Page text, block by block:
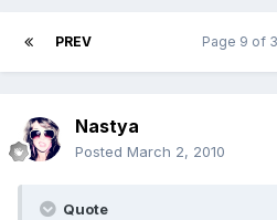
PREV Page 9 of
Nastya
Posted March 2, 2010
Quote